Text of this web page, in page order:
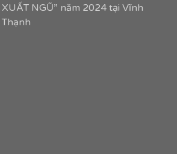
XUẤT NGŨ” năm 2024 tại Vĩnh
Thạnh